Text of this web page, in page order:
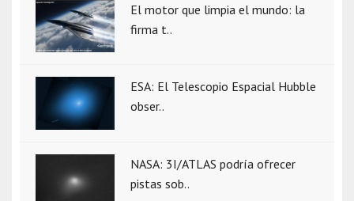
El motor que limpia el mundo: la
firma t..
ESA: El Telescopio Espacial Hubble
obser..
NASA: 3I/ATLAS podría ofrecer
pistas sob..